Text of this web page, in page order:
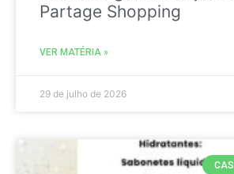
Partage Shopping
VER MATÉRIA »
29 de julho de 2026